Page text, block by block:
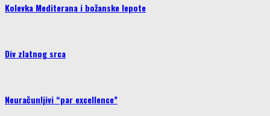
Kolevka Mediterana i božanske lepote
Div zlatnog srca
Neuračunljivi “par excellence”